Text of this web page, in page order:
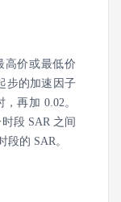
高价或最低价
步的加速因子
再加 0.02。
段 SAR 之间
的 SAR。